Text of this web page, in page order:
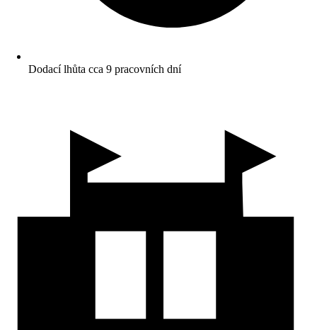
Dodací lhůta cca 9 pracovních dní